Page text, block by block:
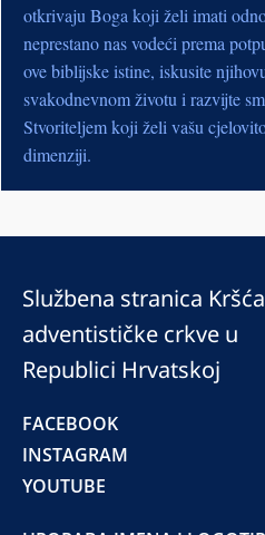
otkrivaju Boga koji želi imati
neprestano nas vodeći prema
ove biblijske istine, iskusite
svakodnevnom životu i razvijte
Stvoriteljem koji želi vašu
dimenziji.
Službena stranica
adventističke crkve u
Republici Hrvatskoj
FACEBOOK
INSTAGRAM
YOUTUBE